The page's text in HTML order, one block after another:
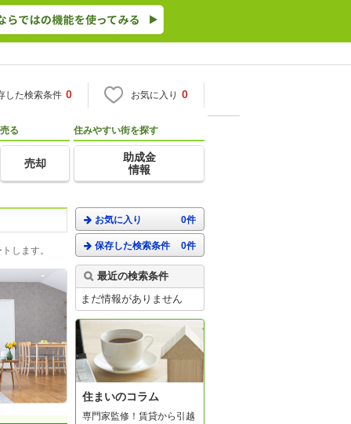
した検索条件 0 お気に入り 0
売る
売却
住みやすい街を探す
助成金
情報
します。
お気に入り 0件
保存した検索条件 0件
最近の検索条件
まだ情報がありません
住まいのコラム
専門家監修！賃貸から引越